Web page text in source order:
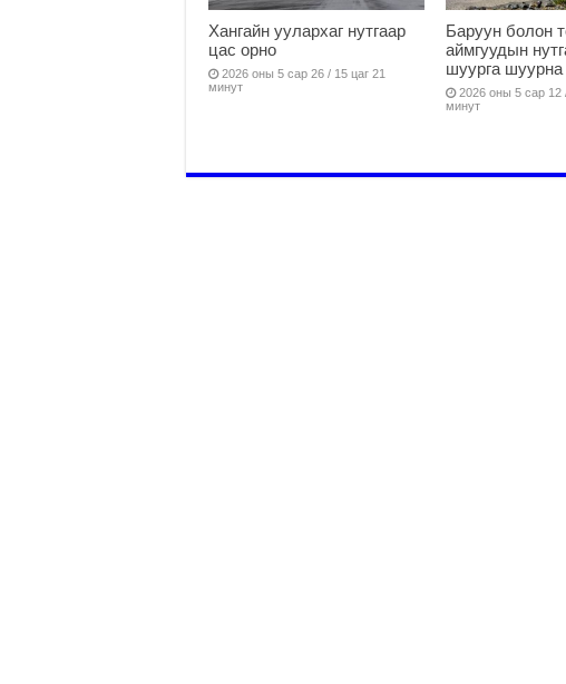
Хангайн уулархаг нутгаар
цас орно
2026 оны 5 сар 26 / 15 цаг 21
минут
Баруун болон
аймгуудын
шуурга шуурна
2026 оны 5 сар 12
минут